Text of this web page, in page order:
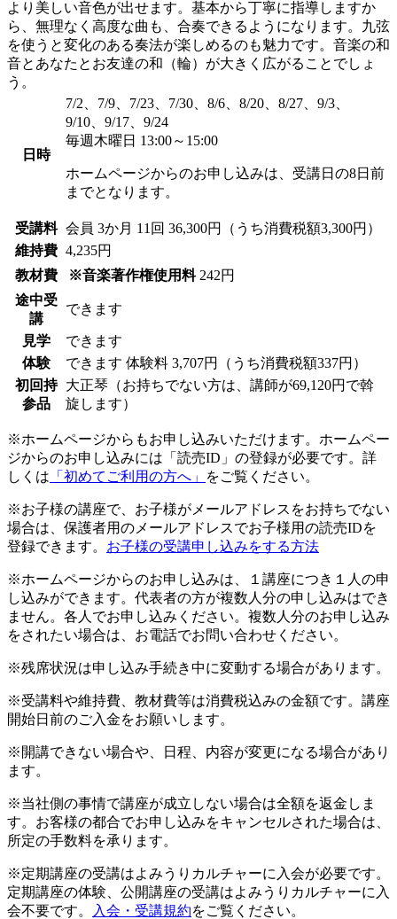
より美しい音色が出せます。基本から丁寧に指導しますか
ら、無理なく高度な曲も、合奏できるようになります。九弦
を使うと変化のある奏法が楽しめるのも魅力です。音楽の和
音とあなたとお友達の和（輪）が大きく広がることでしょ
う。
日時
7/2、7/9、7/23、7/30、8/6、8/20、8/27、9/3、
9/10、9/17、9/24
毎週木曜日 13:00～15:00
ホームページからのお申し込みは、受講日の8日前
までとなります。
受講料 会員 3か月 11回 36,300円（うち消費税額3,300円）
維持費 4,235円
教材費
※音楽著作権使用料 242円
途中受
講
できます
見学
できます
体験
できます 体験料 3,707円（うち消費税額337円）
初回持
参品
大正琴（お持ちでない方は、講師が69,120円で斡
旋します）
※ホームページからもお申し込みいただけます。ホームペー
ジからのお申し込みには「読売ID」の登録が必要です。詳
しくは 「初めてご利用の方へ」 をご覧ください。
※お子様の講座で、お子様がメールアドレスをお持ちでない
場合は、保護者用のメールアドレスでお子様用の読売IDを
登録できます。 お子様の受講申し込みをする方法
※ホームページからのお申し込みは、１講座につき１人の申
し込みができます。代表者の方が複数人分の申し込みはでき
ません。各人でお申し込みください。複数人分のお申し込み
をされたい場合は、お電話でお問い合わせください。
※残席状況は申し込み手続き中に変動する場合があります。
※受講料や維持費、教材費等は消費税込みの金額です。講座
開始日前のご入金をお願いします。
※開講できない場合や、日程、内容が変更になる場合があり
ます。
※当社側の事情で講座が成立しない場合は全額を返金しま
す。お客様の都合でお申し込みをキャンセルされた場合は、
所定の手数料を承ります。
※定期講座の受講はよみうりカルチャーに入会が必要です。
定期講座の体験、公開講座の受講はよみうりカルチャーに入
会不要です。
入会・受講規約をご覧ください。